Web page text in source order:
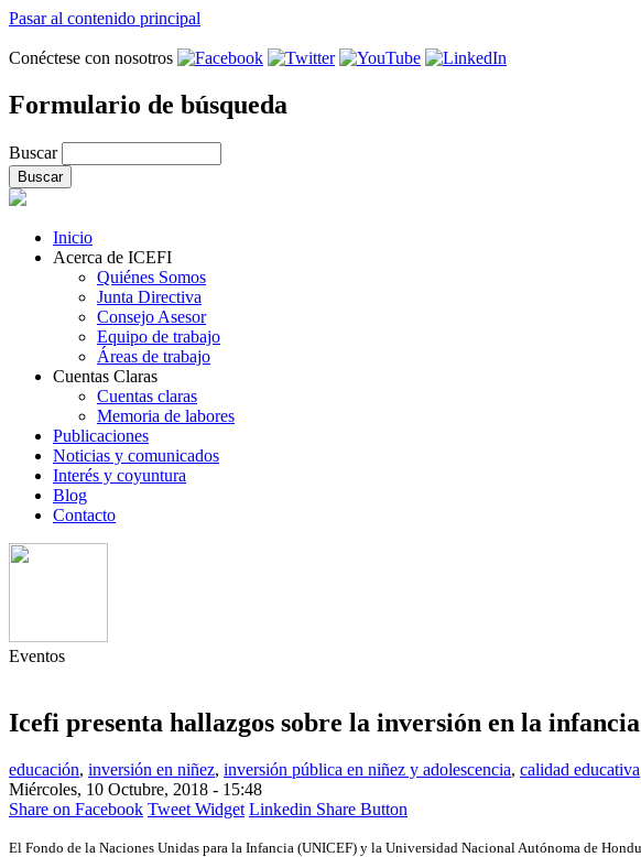
Pasar al contenido principal
Conéctese con nosotros
Formulario de búsqueda
Buscar
Inicio
Acerca de ICEFI
Quiénes Somos
Junta Directiva
Consejo Asesor
Equipo de trabajo
Áreas de trabajo
Cuentas Claras
Cuentas claras
Memoria de labores
Publicaciones
Noticias y comunicados
Interés y coyuntura
Blog
Contacto
Eventos
Icefi presenta hallazgos sobre la inversión en la
educación, inversión en niñez, inversión pública en niñez y adolescencia, calidad educativa
Miércoles, 10 Octubre, 2018 - 15:48
Share on Facebook Tweet Widget Linkedin Share Button
El Fondo de la Naciones Unidas para la Infancia (UNICEF) y la Universidad Nacional Autónoma de